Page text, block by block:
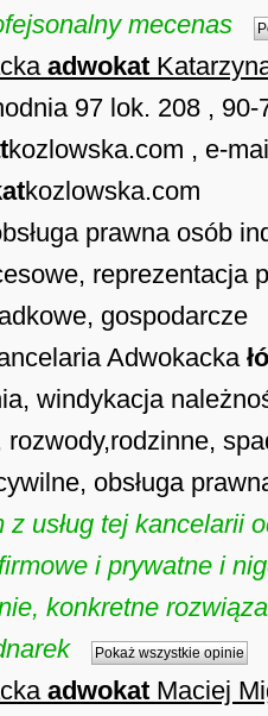
mecenas
adwokat
97 lok. 208 ,
kozlowska.com , e-
kozlowska.com
prawna osób
reprezentacja
gospodarcze
Adwokacka
windykacja
obsługa
z usług tej kancelarii
i prywatne i
konkretne
Pokaż wszystkie opinie
adwokat Maciej